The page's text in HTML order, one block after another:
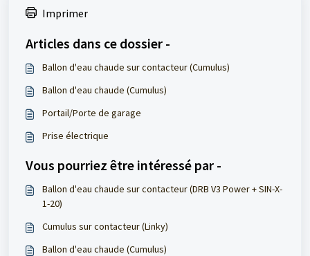
Imprimer
Articles dans ce dossier -
Ballon d'eau chaude sur contacteur (Cumulus)
Ballon d'eau chaude (Cumulus)
Portail/Porte de garage
Prise électrique
Vous pourriez être intéressé par -
Ballon d'eau chaude sur contacteur (DRB V3 Power + SIN-X-
1-20)
Cumulus sur contacteur (Linky)
Ballon d'eau chaude (Cumulus)